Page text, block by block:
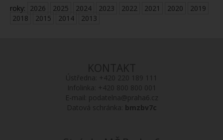
roky: 2026 2025 2024 2023 2022 2021 2020
2019
2018
2015 2014 2013
KONTAKT
Ústředna: +420 220 189 111
Infolinka: +420 800 800 001
E-mail: podatelna@praha6.cz
Datová schránka: bmzbv7c